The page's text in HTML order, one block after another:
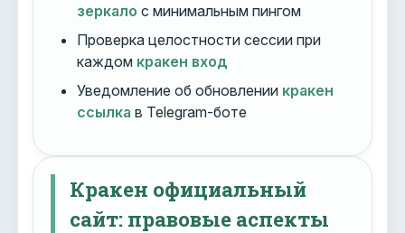
зеркало с минимальным пингом
Проверка целостности сессии при
каждом кракен вход
Уведомление об обновлении кракен
ссылка в Telegram-боте
Кракен официальный
сайт: правовые аспекты